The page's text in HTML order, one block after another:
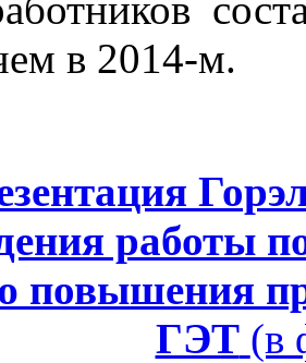
в 2014-м.
работы
ГЭТ (в